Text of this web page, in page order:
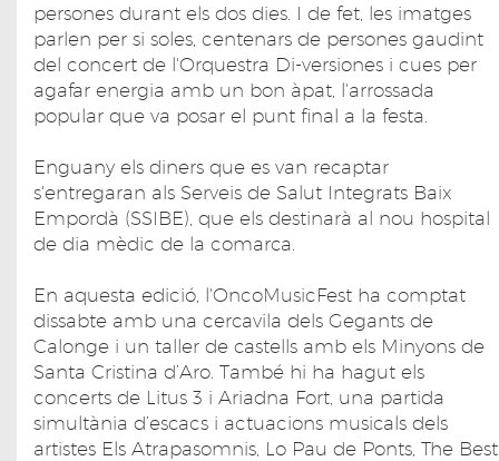
persones durant els dos dies. I de fet, les imatges
parlen per si soles, centenars de persones gaudint
del concert de l'Orquestra Di-versiones i cues per
agafar energia amb un bon àpat, l'arrossada
popular que va posar el punt final a la festa.
Enguany els diners que es van recaptar
s'entregaran als Serveis de Salut Integrats Baix
Empordà (SSIBE), que els destinarà al nou hospital
de dia mèdic de la comarca.
En aquesta edició, l'OncoMusicFest ha comptat
dissabte amb una cercavila dels Gegants de
Calonge i un taller de castells amb els Minyons de
Santa Cristina d’Aro. També hi ha hagut els
concerts de Litus 3 i Ariadna Fort, una partida
simultània d’escacs i actuacions musicals dels
artistes Els Atrapasomnis, Lo Pau de Ponts, The Best